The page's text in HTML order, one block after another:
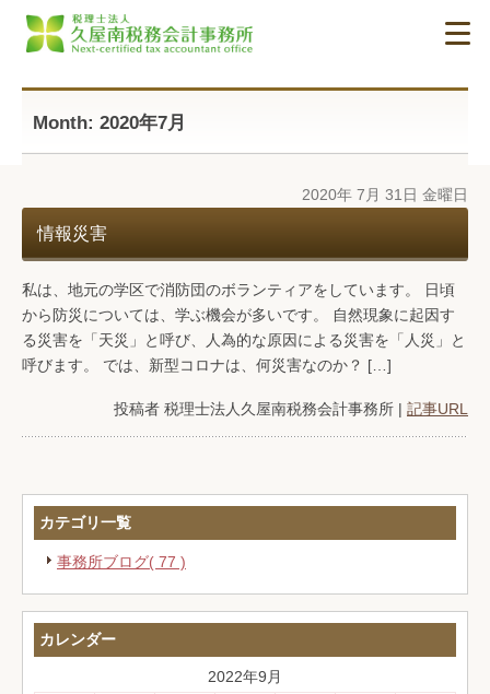
ホーム
税理士紹介
毎月訪問が基本の税務・会計顧問
家族の絆を大切にした相続・事業承継
多角的な視点からの各種戦略コンサルティ
ング
業務内容
確定申告や青色申告等もお気軽にご相談下さい
Month: 2020年7月
2020年 7月 31日 金曜日
情報災害
私は、地元の学区で消防団のボランティアをしています。 日頃
から防災については、学ぶ機会が多いです。 自然現象に起因す
る災害を「天災」と呼び、人為的な原因による災害を「人災」と
呼びます。 では、新型コロナは、何災害なのか？ […]
投稿者 税理士法人久屋南税務会計事務所 | 記事URL
カテゴリ一覧
事務所ブログ( 77 )
カレンダー
2022年9月